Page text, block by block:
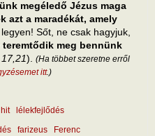
megéledő Jézus maga
azt a maradékát, amely
Sőt, ne csak hagyjuk,
teremtődik meg bennünk
). (Ha többet szeretne erről
itt.)
hit
lélekfejlődés
farizeus
Ferenc